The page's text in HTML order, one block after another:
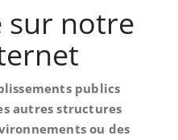
sur notre
publics
autres structures
ou des